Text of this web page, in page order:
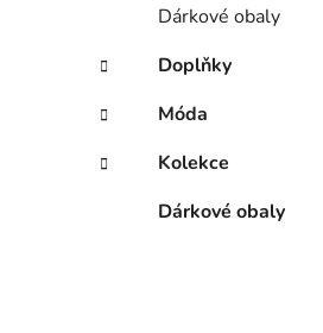
Dárkové obaly
Doplňky
Móda
Kolekce
Dárkové obaly